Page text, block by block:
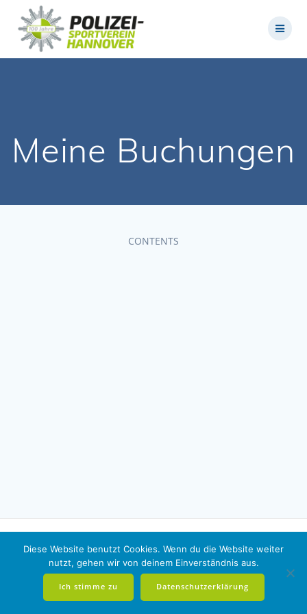
Meine Buchungen
CONTENTS
© 2026 PSV.Impressum|Datenschutz
Diese Website benutzt Cookies. Wenn du die Website weiter
nutzt, gehen wir von deinem Einverständnis aus.
Ich stimme zu Datenschutzerklärung